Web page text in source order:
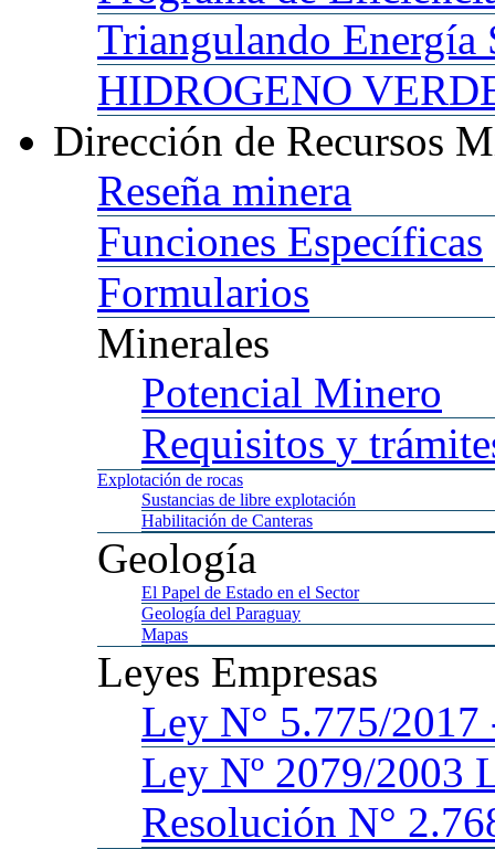
Triangulando Energía
HIDROGENO
Dirección de Recursos
Reseña minera
Funciones Específicas
Formularios
Minerales
Potencial Minero
Requisitos y
Explotación de rocas
Sustancias de libre explotación
Habilitación de Canteras
Geología
El Papel de Estado en el Sector
Geología del Paraguay
Mapas
Leyes Empresas
Ley N° 5.775/
Ley Nº 2079/2003
Resolución N°